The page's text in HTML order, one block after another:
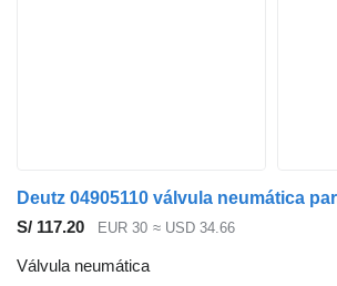
Deutz 04905110 válvula neumática
S/ 117.20
EUR 30 ≈ USD 34.66
Válvula neumática